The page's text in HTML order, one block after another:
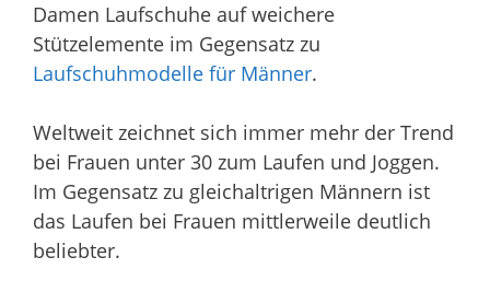
Damen Laufschuhe auf weichere
Stützelemente im Gegensatz zu
Laufschuhmodelle für Männer.
Weltweit zeichnet sich immer mehr der Trend
bei Frauen unter 30 zum Laufen und Joggen.
Im Gegensatz zu gleichaltrigen Männern ist
das Laufen bei Frauen mittlerweile deutlich
beliebter.